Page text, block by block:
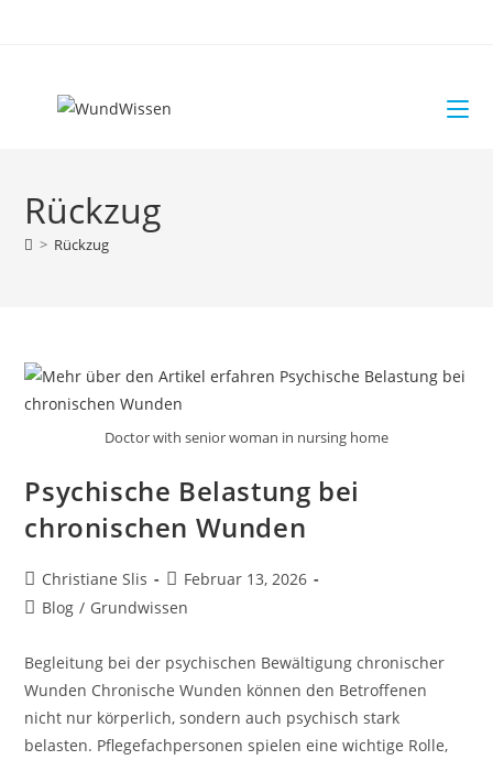
Rückzug
> Rückzug
Doctor with senior woman in nursing home
Psychische Belastung bei
chronischen Wunden
Christiane Slis
Februar 13, 2026
Blog / Grundwissen
Begleitung bei der psychischen Bewältigung chronischer
Wunden Chronische Wunden können den Betroffenen
nicht nur körperlich, sondern auch psychisch stark
belasten. Pflegefachpersonen spielen eine wichtige Rolle,